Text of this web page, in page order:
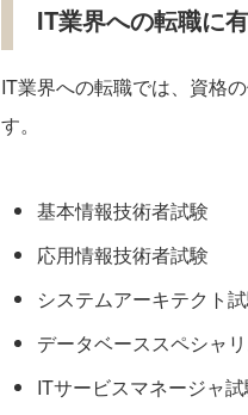
IT業界への転職に
IT業界への転職では、資格
す。
基本情報技術者試験
応用情報技術者試験
システムアーキテクト
データベーススペシャ
ITサービスマネージャ